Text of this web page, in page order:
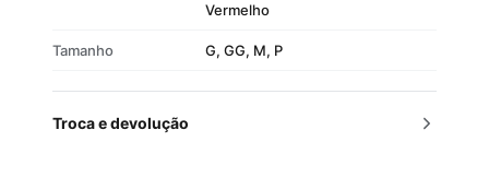
Vermelho
Tamanho G, GG, M, P
Troca e devolução